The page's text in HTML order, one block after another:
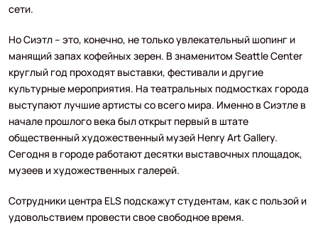
сети.
Но Сиэтл – это, конечно, не только увлекательный шопинг и
манящий запах кофейных зерен. В знаменитом Seattle Center
круглый год проходят выставки, фестивали и другие
культурные мероприятия. На театральных подмостках города
выступают лучшие артисты со всего мира. Именно в Сиэтле в
начале прошлого века был открыт первый в штате
общественный художественный музей Henry Art Gallery.
Сегодня в городе работают десятки выставочных площадок,
музеев и художественных галерей.
Сотрудники центра ELS подскажут студентам, как с пользой и
удовольствием провести свое свободное время.